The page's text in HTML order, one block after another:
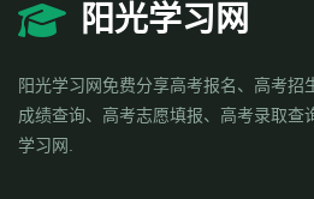
阳光学习网
阳光学习网免费分享高考报名、高考招
成绩查询、高考志愿填报、高考录取查
学习网.